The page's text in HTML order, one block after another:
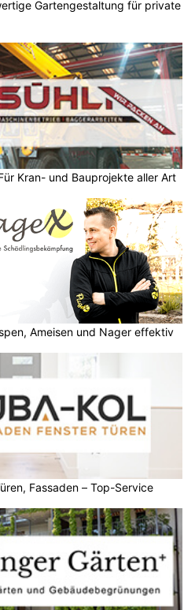
Gartengestaltung für private
Kran- und Bauprojekte aller Art
Ameisen und Nager effektiv
Fassaden – Top-Service